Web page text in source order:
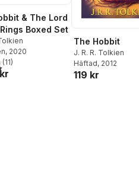
& The Lord
Boxed Set
, 2020
stjärnor. Totalt antal röster:
(11)
The Hobbit
J. R. R. Tolkien
Häftad, 2012
119 kr